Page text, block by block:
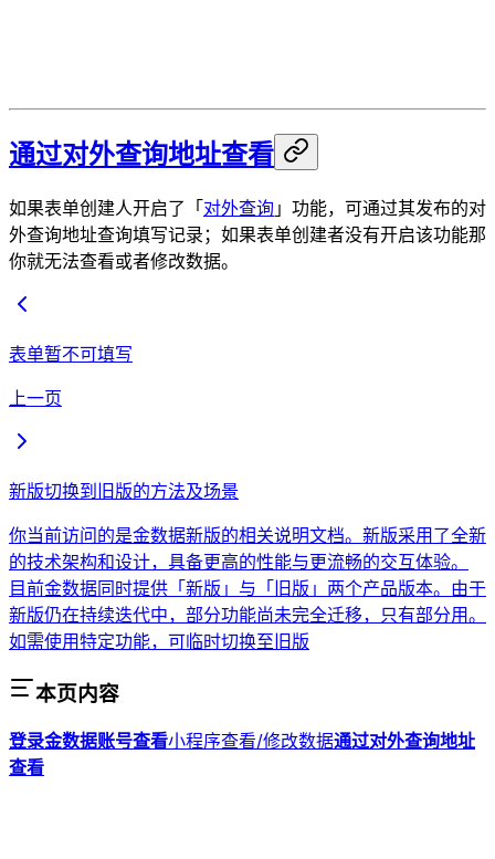
通过对外查询地址查看
如果表单创建人开启了「对外查询 」功能，可通过其发布的对
外查询地址查询填写记录；如果表单创建者没有开启该功能那
你就无法查看或者修改数据。
表单暂不可填写
上一页
新版切换到旧版的方法及场景
你当前访问的是金数据新版的相关说明文档。新版采用了全新
的技术架构和设计，具备更高的性能与更流畅的交互体验。
目前金数据同时提供「新版」与「旧版」两个产品版本。由于
新版仍在持续迭代中，部分功能尚未完全迁移，只有部分用。
如需使用特定功能，可临时切换至旧版
本页内容
登录金数据账号查看小程序查看/修改数据通过对外查询地址
查看